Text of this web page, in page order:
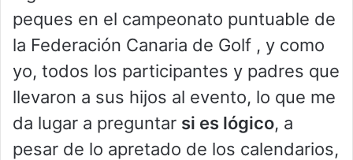
peques en el campeonato puntuable de
la Federación Canaria de Golf , y como
yo, todos los participantes y padres que
llevaron a sus hijos al evento, lo que me
da lugar a preguntar si es lógico, a
pesar de lo apretado de los calendarios,